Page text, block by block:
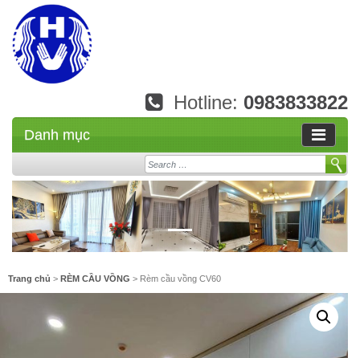
Hotline: 0983833822
Danh mục
Search
Trang chủ > RÈM CẦU VỒNG > Rèm cầu vồng CV60